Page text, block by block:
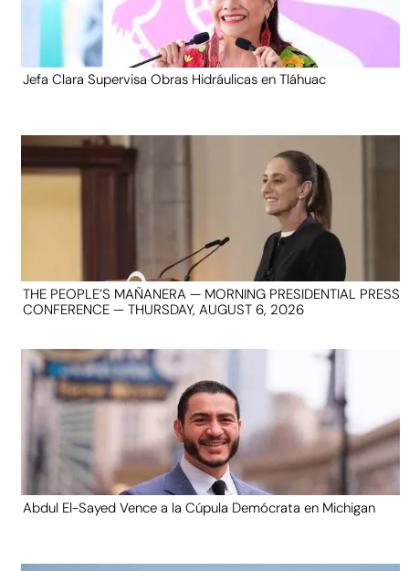
Jefa Clara Supervisa Obras Hidráulicas en Tláhuac
THE PEOPLE’S MAÑANERA — MORNING PRESIDENTIAL PRESS
CONFERENCE — THURSDAY, AUGUST 6, 2026
Abdul El-Sayed Vence a la Cúpula Demócrata en Michigan